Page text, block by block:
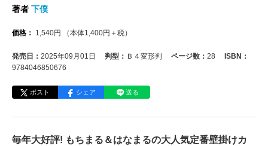
著者 下僕
価格： 1,540円 （本体1,400円＋税）
発売日： 2025年09月01日 判型： Ｂ４変形判 ページ数： 28
ISBN：
9784046850676
ポスト シェア 送る
毎年大好評! もちまる＆はなまるの大人気定番壁掛けカ